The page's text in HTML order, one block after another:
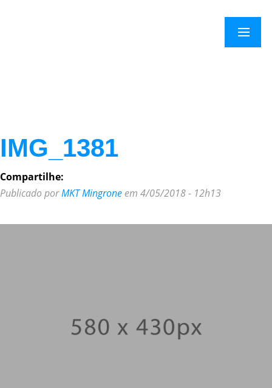
×
Menu
IMG_1381
Compartilhe:
Publicado porMKT Mingrone em 4/05/2018 - 12h13